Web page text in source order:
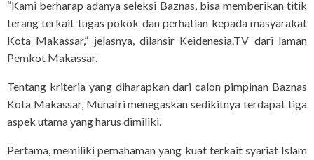
“Kami berharap adanya seleksi Baznas, bisa memberikan titik
terang terkait tugas pokok dan perhatian kepada masyarakat
Kota Makassar,” jelasnya, dilansir Keidenesia.TV dari laman
Pemkot Makassar.
Tentang kriteria yang diharapkan dari calon pimpinan Baznas
Kota Makassar, Munafri menegaskan sedikitnya terdapat tiga
aspek utama yang harus dimiliki.
Pertama, memiliki pemahaman yang kuat terkait syariat Islam